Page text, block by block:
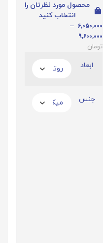
محصول مورد نظرتان را
انتخاب کنید
6,050,000
–
9,600,000
تومان
ابعاد
جنس